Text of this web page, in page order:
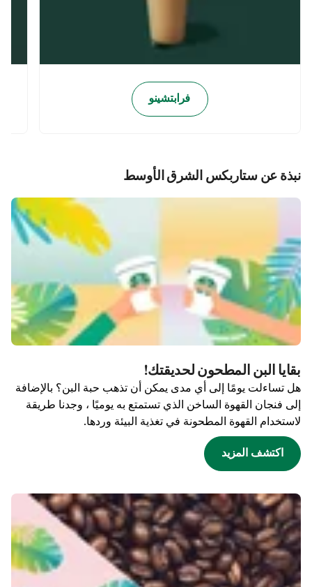
فرابتشينو
نبذة عن ستاربكس الشرق الأوسط
بقايا البن المطحون لحديقتك!
هل تساءلت يومًا إلى أي مدى يمكن أن تذهب حبة البن؟ بالإضافة
إلى فنجان القهوة الساخن الذي تستمتع به يوميًا ، وجدنا طريقة
لاستخدام القهوة المطحونة في تغذية البيئة وردها.
اكتشف المزيد